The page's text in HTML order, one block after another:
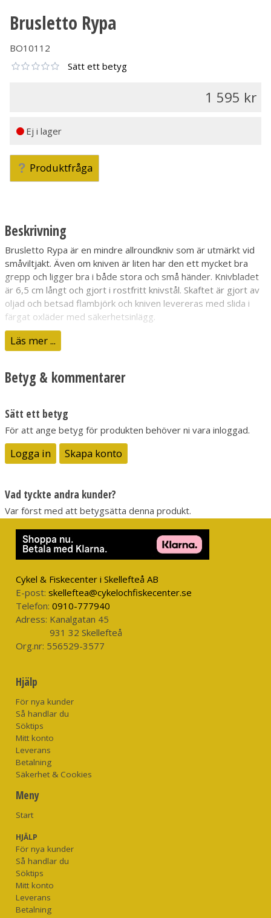
Brusletto Rypa
BO10112
Sätt ett betyg
1 595
Ej i lager
Produktfråga
Beskrivning
Brusletto Rypa är en mindre allroundkniv som är utmärkt vid
småviltjakt. Även om kniven är liten har den ett mycket bra
grepp och ligger bra i både stora och små händer. Knivbladet
är 6,5 cm långt och gjort i rostfritt knivstål. Skaftet är gjort av
oljad och betsad flambjörk och kniven levereras med slida i
färgat oxläder med säkerhetsinlägg.
Total längd (cm)
17,2
Betsad och oljad Masurbjörk
Knivlängd (cm)
Tjocklek knivblad
Vikt (gram)
Knivstål
Sandvik 12C27
Vad medföljer?
Slida i svart oxläder
Slipvinkel
Knivblandshöjd
1,9
Läs mer ...
Betyg & kommentarer
Sätt ett betyg
För att ange betyg för produkten behöver ni vara inloggad.
Logga in Skapa konto
Vad tyckte andra kunder?
Var först med att betygsätta denna produkt.
Cykel & Fiskecenter i Skellefteå AB
E-post: skelleftea@cykelochfiskecenter.se
Telefon: 0910-777940
Adress: Kanalgatan 45
931 32 Skellefteå
Org.nr: 556529-3577
Hjälp
För nya kunder
Så handlar du
Söktips
Mitt konto
Leverans
Betalning
Säkerhet & Cookies
Meny
Start
HJÄLP
För nya kunder
Så handlar du
Söktips
Mitt konto
Leverans
Betalning